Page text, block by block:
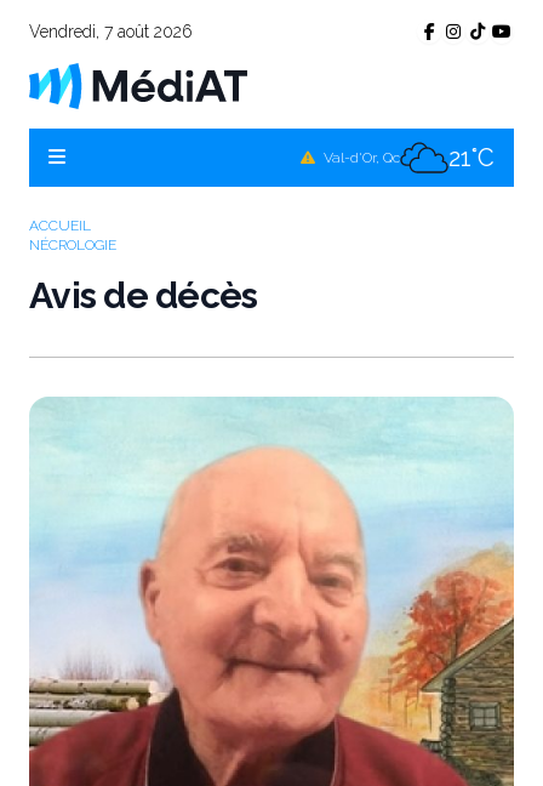
Vendredi, 7 août 2026
Val-d'Or, Qc 21°C
ACCUEIL
NÉCROLOGIE
Avis de décès